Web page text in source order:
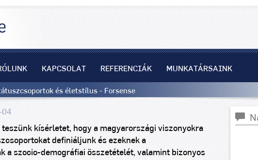
KAPCSOLAT REFERENCIÁK MUNKATÁRSAINK
és életstílus - Forsense
04
kísérletet, hogy a magyarországi viszonyokra
definiáljunk és ezeknek a
a szocio-demográfiai összetételét, valamint bizonyos